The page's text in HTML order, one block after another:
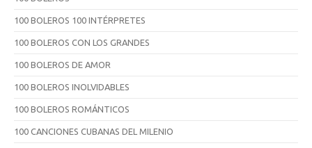
100 BOLEROS 100 INTÉRPRETES
100 BOLEROS CON LOS GRANDES
100 BOLEROS DE AMOR
100 BOLEROS INOLVIDABLES
100 BOLEROS ROMÁNTICOS
100 CANCIONES CUBANAS DEL MILENIO